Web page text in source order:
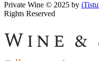
Private Wine © 2025 by
Rights Reserved
Wine